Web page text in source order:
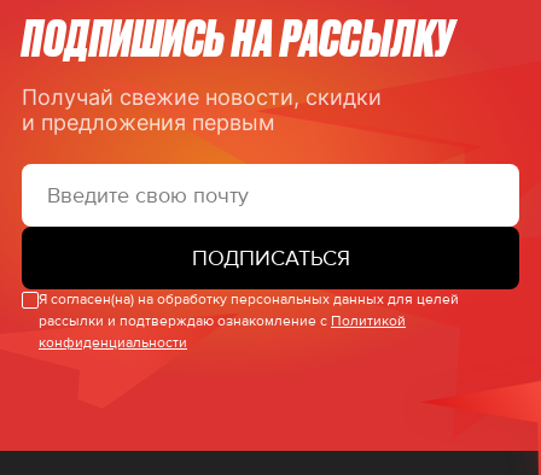
ПОДПИШИСЬ НА РАССЫЛКУ
Получай свежие новости, скидки
и предложения первым
ПОДПИСАТЬСЯ
Я согласен(на) на обработку персональных данных для целей
рассылки и подтверждаю ознакомление с Политикой
конфиденциальности